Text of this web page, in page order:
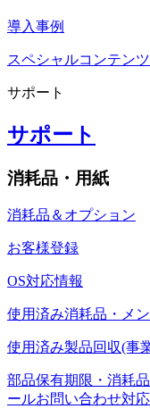
導入事例
スペシャルコンテンツ
サポート
サポート
消耗品・用紙
消耗品＆オプション
お客様登録
OS対応情報
使用済み消耗品・メ
使用済み製品回収(事
部品保有期限・消耗
ールお問い合わせ対